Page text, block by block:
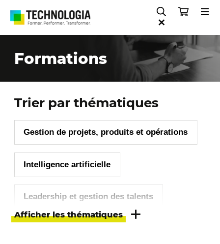
Formations
Trier par thématiques
Gestion de projets, produits et opérations
Intelligence artificielle
Leadership et gestion des talents
Afficher les thématiques